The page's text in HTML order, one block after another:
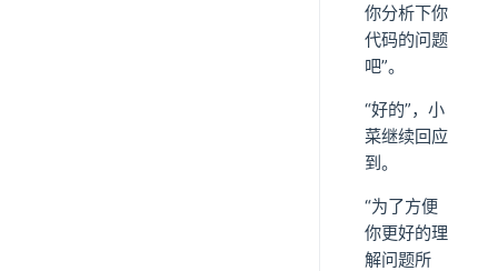
你分析下你
代码的问题
吧”。
“好的”，小
菜继续回应
到。
“为了方便
你更好的理
解问题所